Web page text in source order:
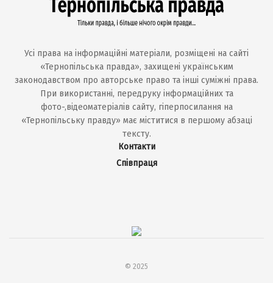
Усі права на інформаційні матеріали, розміщені на сайті
«Тернопільська правда», захищені українським
законодавством про авторське право та інші суміжні права.
При використанні, передруку інформаційних та
фото-,відеоматеріалів сайту, гіперпосилання на
«Тернопільську правду» має міститися в першому абзаці
тексту.
Контакти
Співпраця
© 2025